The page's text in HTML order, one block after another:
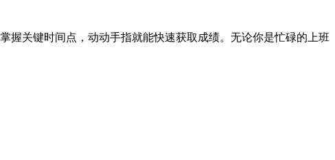
握关键时间点，动动手指就能快速获取成绩。无论你是忙碌的上班